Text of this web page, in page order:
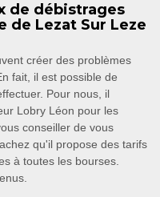
de débistrages
de Lezat Sur Leze
créer des problèmes
fait, il est possible de
Pour nous, il
Lobry Léon pour les
conseiller de vous
qu'il propose des tarifs
à toutes les bourses.